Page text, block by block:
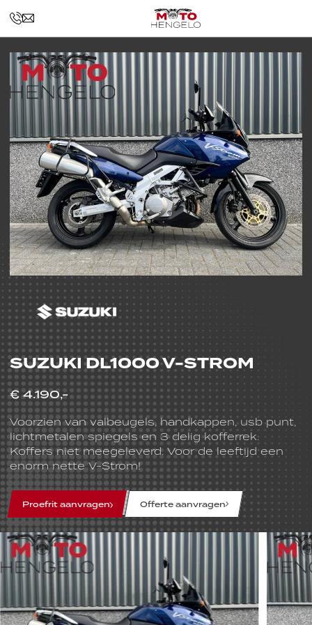
SUZUKI DL1000 V-STROM
€ 4.190,-
Voorzien van valbeugels, handkappen, usb punt,
lichtmetalen spiegels en 3 delig kofferrek.
Koffers niet meegeleverd. Voor de leeftijd een
enorm nette V-Strom!
Proefrit aanvragen
line
line
line
Offerte aanvragen